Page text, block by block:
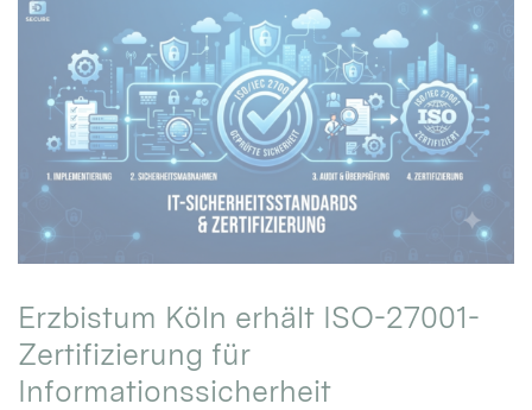
Erzbistum Köln erhält ISO-27001-
Zertifizierung für
Informationssicherheit